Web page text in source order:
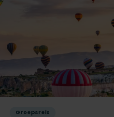
Groepsreis